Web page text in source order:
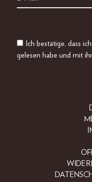
Ich bestätige, dass
gelesen habe und mit